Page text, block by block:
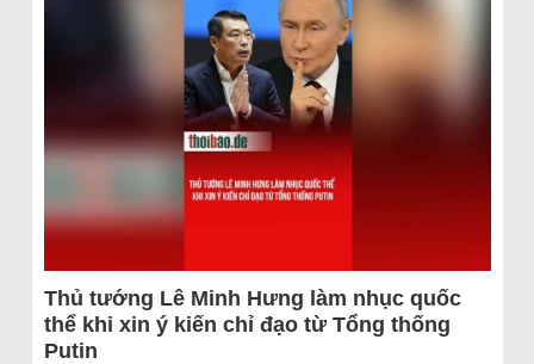
Thủ tướng Lê Minh Hưng làm nhục quốc
thể khi xin ý kiến chỉ đạo từ Tổng thống
Putin